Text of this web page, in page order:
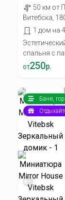
50 км от
Витебска,
1 дом на
спальня с
от250р.
Баня,